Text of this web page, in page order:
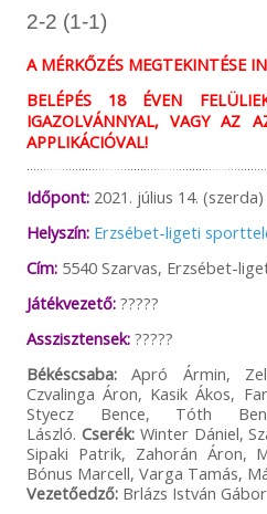
2-2 (1-1)
A MÉRKŐZÉS MEGTEKINTÉSE
BELÉPÉS 18 ÉVEN
IGAZOLVÁNNYAL, VAGY AZ
APPLIKÁCIÓVAL!
Időpont:2021. július 14.
Helyszín: Erzsébet-ligeti
Cím:5540 Szarvas, Erzsébet-
Játékvezető:?????
Asszisztensek:?????
Békéscsaba:Apró Ármin,
Czvalinga Áron, Kasik Ákos,
Styecz Bence, Tóth
László. Cserék:Winter Dániel,
Sipaki Patrik, Zahorán Áron,
Bónus Marcell, Varga Tamás,
Vezetőedző:Brlázs István Gábor